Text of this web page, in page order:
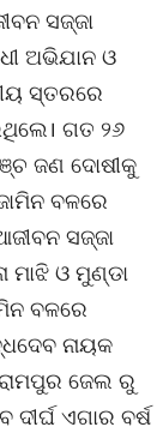
ସଜ୍ଜା
ଅଭିଯାନ ଓ
ସ୍ତରରେ
ଗତ ୨୬
ଜଣ ଦୋଷୀକୁ
ବଳରେ
ସଜ୍ଜା
ମାଝି ଓ ମୁଣ୍ଡା
ବଳରେ
ନାୟକ
ଜେଲ ରୁ
ଏଗାର ବର୍ଷ